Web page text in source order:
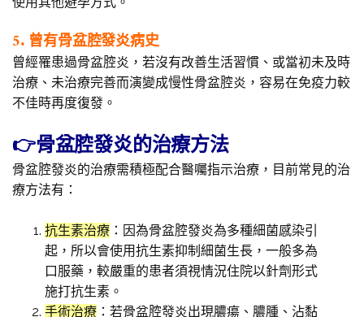
5. 曾有骨盆腔發炎病史
曾經罹患過骨盆腔炎，若沒有改善生活習慣、或當初未及時
治療、未治療完善而演變成慢性骨盆腔炎，容易在免疫力較
不佳時再度復發。
👉骨盆腔發炎的治療方法
骨盆腔發炎的治療需積極配合醫囑指示治療，目前常見的治
療方法有：
抗生素治療 ：因為骨盆腔發炎為多種細菌感染引
起，所以會使用抗生素抑制細菌生長，一般多為
口服藥，較嚴重的患者須視情況住院以針劑形式
施打抗生素。
手術治療 ：若骨盆腔發炎出現膿瘍、膿腫、沾黏